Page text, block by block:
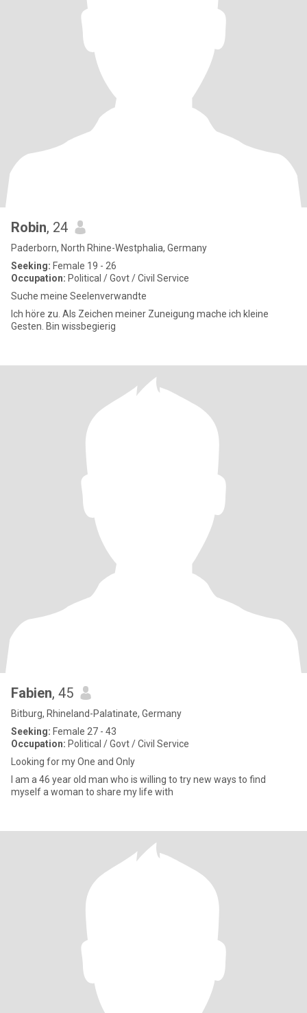
Robin, 24
Paderborn, North Rhine-Westphalia, Germany
Seeking: Female 19 - 26
Occupation: Political / Govt / Civil Service
Suche meine Seelenverwandte
Ich höre zu. Als Zeichen meiner Zuneigung mache ich kleine
Gesten. Bin wissbegierig
Fabien, 45
Bitburg, Rhineland-Palatinate, Germany
Seeking: Female 27 - 43
Occupation: Political / Govt / Civil Service
Looking for my One and Only
I am a 46 year old man who is willing to try new ways to find
myself a woman to share my life with